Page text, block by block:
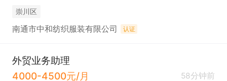
崇川区
南通市中和纺织服装有限公司 认证
外贸业务助理
4000-4500元/月
58分钟前